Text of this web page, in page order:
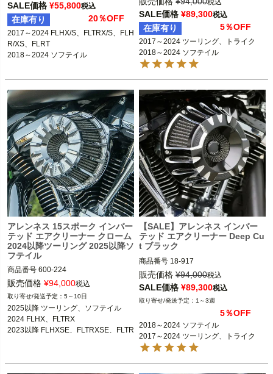
R/XS、FLRT
2018～2024 ソフテイル
※ロアーフェアリング装着車は不可
※2023～2024 FLHXSE、FLTRXSE、
2024 FLHX、FLTRX、FLTRXSTSEは
ARLEN NESS（アレンネス）
SALE価格 ¥55,800税込
在庫有り 20％OFF
2017～2024 FLHX/S、FLTRX/S、FLH
R/XS、FLRT
2018～2024 ソフテイル
2447
18-980：B型番264324、D型番1010-
2445
18-986：B型番264330、D型番1010-
2451
18-984：B型番264328、D型番1010-
2017～2024 ツーリング、トライク
2018～2024 ソフテイル
※2023～2024 FLHXSE、FLTRXSE、
2024 FLHX、FLTRX、FLTRXSTSEは
不可
Arlen Ness（アレンネス）
税込
SALE価格 ¥89,300税込
在庫有り 5％OFF
2017～2024 ツーリング、トライク
2018～2024 ソフテイル
アレンネス 15スポーク インバー
テッド エアクリーナー クローム
2024以降ツーリング 2025以降ソ
フテイル
商品番号 600-224
3OT：1010-3224
2025以降 ツーリング、ソフテイル
2024 FLHX、FLTRX
2023以降 FLHXSE、FLTRXSE、FLTR
XSTSE
販売価格 ¥94,000税込
5～10日
2025以降 ツーリング、ソフテイル
2024 FLHX、FLTRX
2023以降 FLHXSE、FLTRXSE、FLTR
【SALE】アレンネス インバー
テッド エアクリーナー Deep Cu
t ブラック
商品番号 18-917
D型番：1010-2088
2018～2024 ソフテイル
2017～2024 ツーリング、トライク
※2023～2024 FLHXSE、FLTRXSE、
2024 FLHX、FLTRX、FLTRXSTSEは
不可
販売価格 ¥94,000税込
SALE価格 ¥89,300税込
1～3週
5％OFF
2018～2024 ソフテイル
2017～2024 ツーリング、トライク